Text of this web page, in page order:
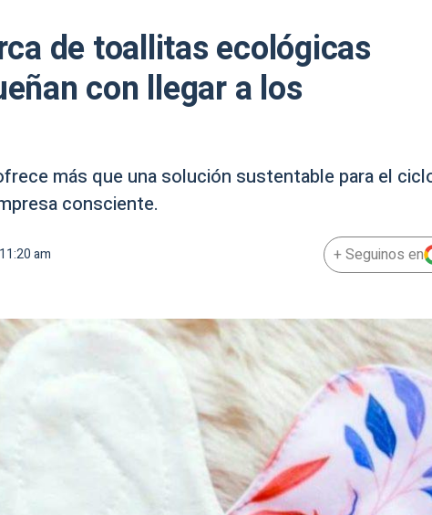
de toallitas ecológicas
con llegar a los
más que una solución sustentable para el
consciente.
am + Seguinos en